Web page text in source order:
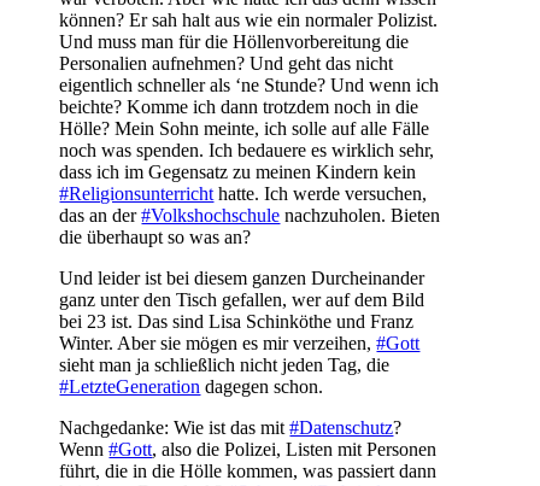
können? Er sah halt aus wie ein normaler Polizist.
Und muss man für die Höllenvorbereitung die
Personalien aufnehmen? Und geht das nicht
eigentlich schneller als ‘ne Stunde? Und wenn ich
beichte? Komme ich dann trotzdem noch in die
Hölle? Mein Sohn meinte, ich solle auf alle Fälle
noch was spenden. Ich bedauere es wirklich sehr,
dass ich im Gegensatz zu meinen Kindern kein
#Religionsunterricht hatte. Ich werde versuchen,
das an der#Volkshochschule nachzuholen. Bieten
die überhaupt so was an?
Und leider ist bei diesem ganzen Durcheinander
ganz unter den Tisch gefallen, wer auf dem Bild
bei 23 ist. Das sind Lisa Schinköthe und Franz
Winter. Aber sie mögen es mir verzeihen,#Gott
sieht man ja schließlich nicht jeden Tag, die
#LetzteGeneration dagegen schon.
Nachgedanke: Wie ist das mit#Datenschutz?
Wenn#Gott, also die Polizei, Listen mit Personen
führt, die in die Hölle kommen, was passiert dann